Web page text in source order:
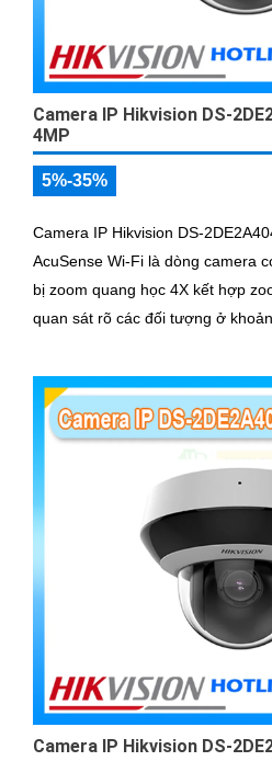
Camera IP Hikvision DS-
4MP
5%-35%
Camera IP Hikvision DS-
AcuSense Wi-Fi là dòng camera
bị zoom quang học 4X kết hợp
quan sát rõ các đối tượng ở
Camera IP Hikvision DS-